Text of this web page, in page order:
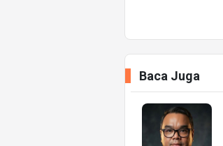
Baca Juga